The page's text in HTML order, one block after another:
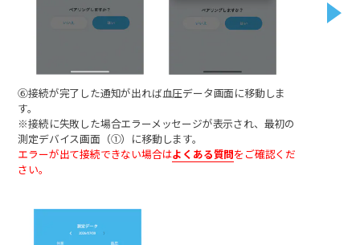
⑥接続が完了した通知が出れば血圧データ画面に移動しま
す。
※接続に失敗した場合エラーメッセージが表示され、最初の
測定デバイス画面（①）に移動します。
エラーが出て接続できない場合はよくある質問をご確認くだ
さい。